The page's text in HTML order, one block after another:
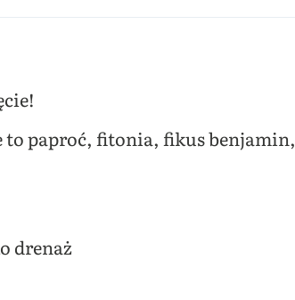
paproć, fitonia, fikus benjamin,
drenaż